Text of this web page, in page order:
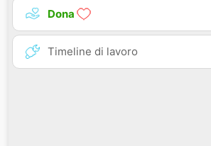
Dona
Timeline di lavoro